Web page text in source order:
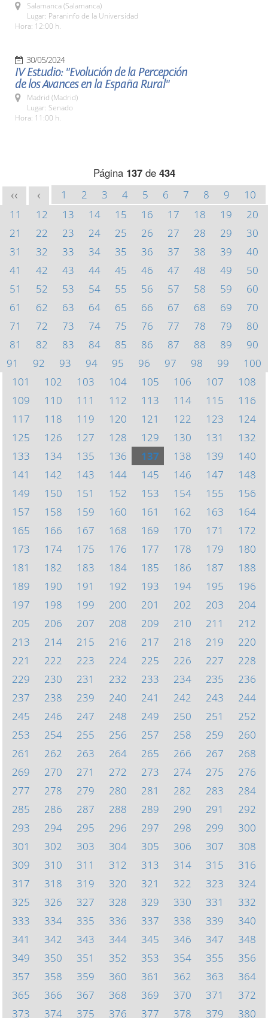
Salamanca (Salamanca)
Lugar: Paraninfo de la Universidad
Hora: 12:00 h.
30/05/2024
IV Estudio: "Evolución de la Percepción
de los Avances en la España Rural"
Madrid (Madrid)
Lugar: Senado
Hora: 11:00 h.
Página 137de 434
<< < 1 2 3 4 5 6 7 8 9
10
11
12 13 14 15 16 17 18 19
20
21
22 23 24 25 26 27 28 29
30
31
32 33 34 35 36 37 38 39
40
41
42 43 44 45 46 47 48 49
50
51
52 53 54 55 56 57 58 59
60
61
62 63 64 65 66 67 68 69
70
71
72 73 74 75 76 77 78 79
80
81
82 83 84 85 86 87 88 89
90
91
92 93 94 95 96 97 98 99
100
101
102 103 104 105 106 107
108
109
110 111 112 113 114 115
116
117
118 119 120 121 122 123
124
125
126 127 128 129 130 131
132
133
134 135 136 137 138 139
140
141
142 143 144 145 146 147
148
149
150 151 152 153 154 155
156
157
158 159 160 161 162 163
164
165
166 167 168 169 170 171
172
173
174 175 176 177 178 179
180
181
182 183 184 185 186 187
188
189
190 191 192 193 194 195
196
197
198 199 200 201 202 203
204
205
206 207 208 209 210 211
212
213
214 215 216 217 218 219
220
221
222 223 224 225 226 227
228
229
230 231 232 233 234 235
236
237
238 239 240 241 242 243
244
245
246 247 248 249 250 251
252
253
254 255 256 257 258 259
260
261
262 263 264 265 266 267
268
269
270 271 272 273 274 275
276
277
278 279 280 281 282 283
284
285
286 287 288 289 290 291
292
293
294 295 296 297 298 299
300
301
302 303 304 305 306 307
308
309
310 311 312 313 314 315
316
317
318 319 320 321 322 323
324
325
326 327 328 329 330 331
332
333
334 335 336 337 338 339
340
341
342 343 344 345 346 347
348
349
350 351 352 353 354 355
356
357
358 359 360 361 362 363
364
365
366 367 368 369 370 371
372
373
374 375 376 377 378 379 380